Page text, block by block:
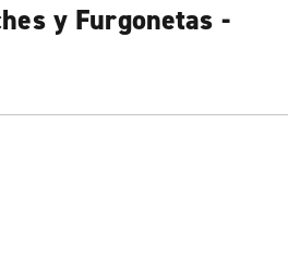
y Furgonetas -